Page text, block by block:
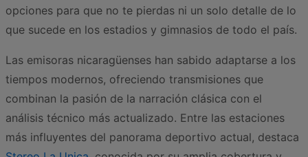
opciones para que no te pierdas ni un solo detalle de lo
que sucede en los estadios y gimnasios de todo el país.
Las emisoras nicaragüenses han sabido adaptarse a los
tiempos modernos, ofreciendo transmisiones que
combinan la pasión de la narración clásica con el
análisis técnico más actualizado. Entre las estaciones
más influyentes del panorama deportivo actual, destaca